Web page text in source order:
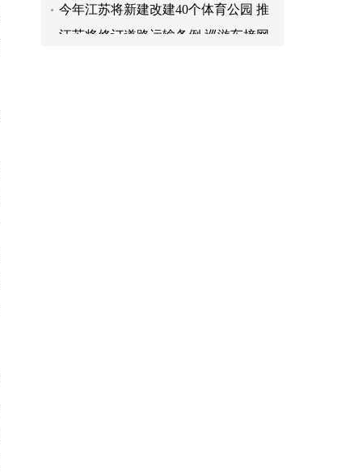
动全民健身公共服务可感可及
江苏将修订道路运输条例 巡游车接网